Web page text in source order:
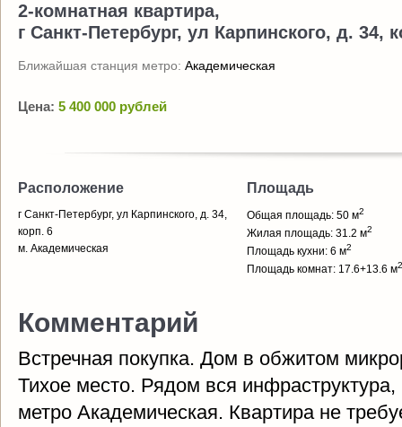
2-комнатная квартира,
г Санкт-Петербург, ул Карпинского, д. 34,
Ближайшая станция метро: Академическая
Цена: 5 400 000 рублей
Расположение
г Санкт-Петербург, ул Карпинского, д. 34,
корп. 6
м. Академическая
Площадь
Общая площадь: 50 м2
Жилая площадь: 31.2 м2
Площадь кухни: 6 м2
Площадь комнат: 17.6+13.6 м2
Комментарий
Встречная покупка. Дом в обжитом
Тихое место. Рядом вся
метро Академическая. Квартира не